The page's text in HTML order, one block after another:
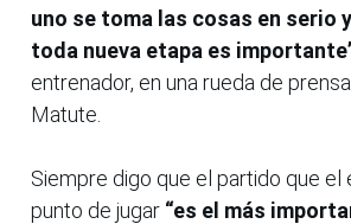
uno se toma las cosas en serio
toda nueva etapa es
entrenador, en una rueda de
Matute.
Siempre digo que el partido que el
punto de jugar “es el más